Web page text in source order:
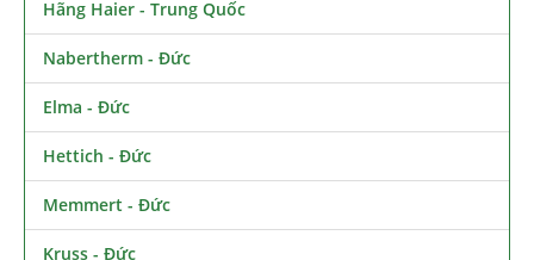
Hãng Haier - Trung Quốc
Nabertherm - Đức
Elma - Đức
Hettich - Đức
Memmert - Đức
Kruss - Đức